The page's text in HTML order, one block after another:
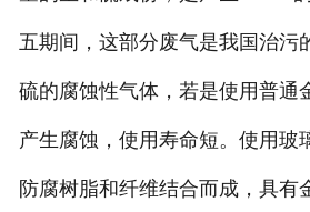
五期间，这部分废气是我国治污
硫的腐蚀性气体，若是使用普通
产生腐蚀，使用寿命短。使用玻
防腐树脂和纤维结合而成，具有